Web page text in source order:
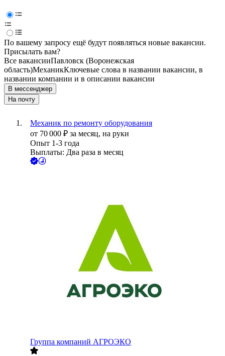
По вашему запросу ещё будут появляться новые вакансии.
Присылать вам?
Все вакансииПавловск (Воронежская
область)МеханикКлючевые слова в названии вакансии, в
названии компании и в описании вакансии
В мессенджер
На почту
Механик по ремонту оборудования
от 70 000 ₽ за месяц, на руки
Опыт 1-3 года
Выплаты: Два раза в месяц
Группа компаний АГРОЭКО